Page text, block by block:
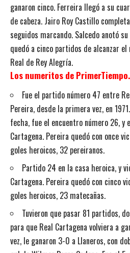
ganaron cinco. Ferreira llegó a su
de cabeza. Jairo Roy Castillo
seguidos marcando. Salcedo anotó
quedó a cinco partidos de alcanzar
Real de Rey Alegría.
Los numeritos de
Fue el partido número 47 entre
Pereira, desde la primera vez, en
fecha, fue el encuentro número 26, y
Cartagena. Pereira quedó con once
goles heroicos, 32 pereiranos.
Partido 24 en la casa heroica, y
Cartagena. Pereira quedó con cinco
goles heroicos, 23 matecañas.
Tuvieron que pasar 81 partidos,
para que Real Cartagena volviera a
vez, le ganaron 3-0 a Llaneros, con